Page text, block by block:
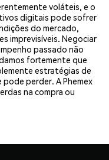
voláteis, e o
digitais pode sofrer
do mercado,
imprevisíveis. Negociar
passado não
fortemente que
estratégias de
perder. A Phemex
na compra ou